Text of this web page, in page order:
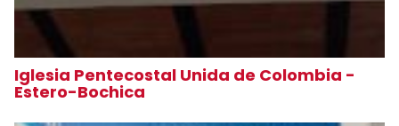
Iglesia Pentecostal Unida de Colombia -
Estero-Bochica